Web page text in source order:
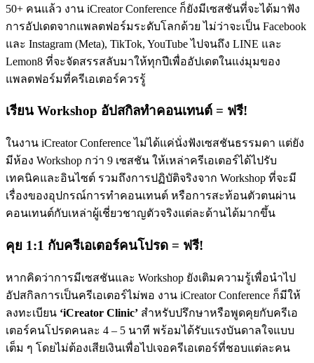
50+ คนแล้ว งาน iCreator Conference ก็ยังมีเซสชันที่จะได้มาฟัง
การอัปเดตจากแพลตฟอร์มระดับโลกด้วย ไม่ว่าจะเป็น Facebook
และ Instagram (Meta), TikTok, YouTube ไปจนถึง LINE และ
Lemon8 ที่จะจัดสรรสลับมาให้ทุกปีเพื่ออัปเดตในแง่มุมของ
แพลตฟอร์มที่ครีเอเตอร์ควรรู้
เรียน Workshop อัปสกิลทำคอนเทนต์ = ฟรี!
ในงาน iCreator Conference ไม่ได้แค่นั่งฟังเซสชันธรรมดา แต่ยัง
มีห้อง Workshop กว่า 9 เซสชัน ให้เหล่าครีเอเตอร์ได้ไปรับ
เทคนิคและอินไซต์ รวมถึงการปฏิบัติจริงจาก Workshop ที่จะมี
เรื่องของอุปกรณ์การทำคอนเทนต์ หรือการสะท้อนตัวตนผ่าน
คอนเทนต์กับเหล่าผู้เชี่ยวชาญตัวจริงแต่ละด้านได้มากขึ้น
คุย 1:1 กับครีเอเตอร์คนโปรด = ฟรี!
หากคิดว่าการมีเซสชันและ Workshop ยังเติมความรู้เพื่อนำไป
อัปสกิลการเป็นครีเอเตอร์ไม่พอ งาน iCreator Conference ก็มีให้
ลงทะเบียน ‘iCreator Clinic’ สำหรับปรึกษาหรือพูดคุยกับครีเอ
เตอร์คนโปรดคนละ 4 – 5 นาที พร้อมได้รับแรงบันดาลใจแบบ
เต็ม ๆ โดยไม่ต้องเสียเงินเพื่อไปเจอครีเอเตอร์ที่ชอบแต่ละคน